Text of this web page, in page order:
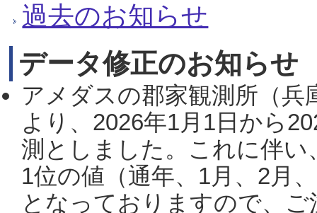
過去のお知らせ
データ修正のお知らせ
アメダスの郡家観測所（
より、2026年1月1日から
測としました。これに伴い
1位の値（通年、1月、2月
となっておりますので、